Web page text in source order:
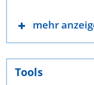
mehr
Tools